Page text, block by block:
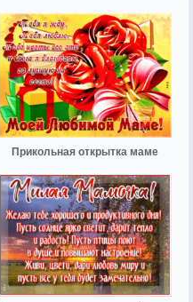
Прикольная открытка маме